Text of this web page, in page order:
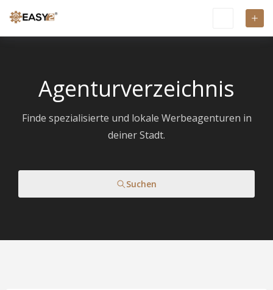
Agenturverzeichnis
Finde spezialisierte und lokale Werbeagenturen in
deiner Stadt.
Suchen